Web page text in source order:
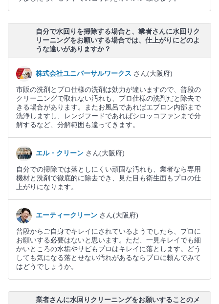
自分で水回りを掃除する場合と、業者さんに水回りク
リーニングをお願いする場合では、仕上がりにどのよ
うな違いがありますか？
株式会社ユニバーサルワークス さん(大阪府)
市販の洗剤とプロ仕様の洗剤は効力が違いますので、普段の
クリーニングで取れない汚れも、プロ仕様の洗剤だと除去で
きる場合があります。またお風呂であればエプロン内部まで
洗浄しますし、レンジフードであればシロッコファンまで分
解するなど、分解範囲も違ってきます。
エル・クリーン さん(大阪府)
自分での掃除では落としにくい頑固な汚れも、業者なら専用
機材と洗剤で徹底的に除去でき、見た目も衛生面もプロの仕
上がりになります。
エーティークリーン さん(大阪府)
普段からご自身でキレイにされているようでしたら、プロに
お願いする必要はないと思います。ただ、一見キレイでも細
かいところの水垢やサビもプロはキレイに落とします。どう
しても気になる落とせない汚れがあるならプロに頼んでみて
はどうでしょうか。
業者さんに水回りクリーニングをお願いすることのメ